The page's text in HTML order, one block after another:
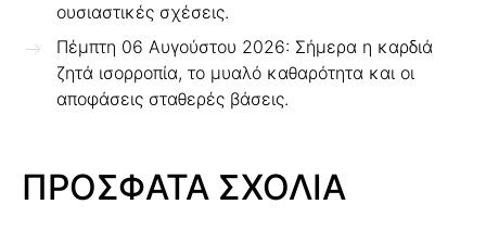
ουσιαστικές σχέσεις.
Πέμπτη 06 Αυγούστου 2026: Σήμερα η καρδιά
ζητά ισορροπία, το μυαλό καθαρότητα και οι
αποφάσεις σταθερές βάσεις.
ΠΡΟΣΦΑΤΑ ΣΧΟΛΙΑ